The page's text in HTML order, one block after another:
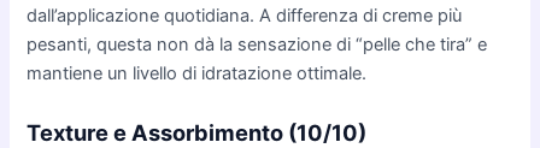
dall’applicazione quotidiana. A differenza di creme più
pesanti, questa non dà la sensazione di “pelle che tira” e
mantiene un livello di idratazione ottimale.
Texture e Assorbimento (10/10)